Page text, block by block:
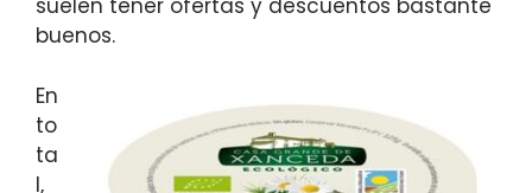
suelen tener ofertas y descuentos bastante
buenos.
En
to
ta
l,